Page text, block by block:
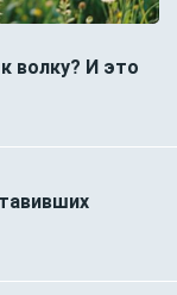
волку? И это